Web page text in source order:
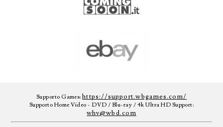
Supporto Games:https://support.wbgames.com/
Supporto Home Video - DVD / Blu-ray / 4k Ultra HD Support:
whv@wbd.com